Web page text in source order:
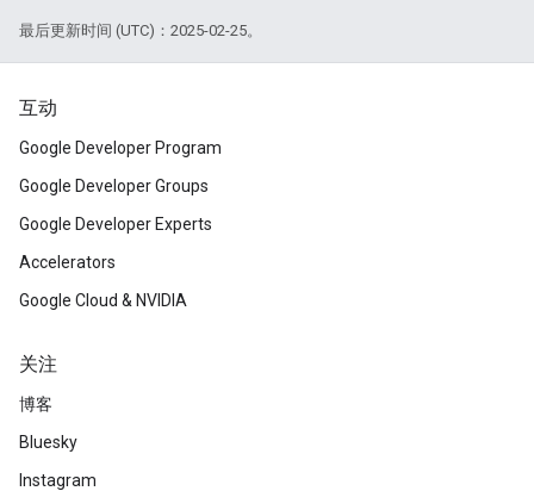
最后更新时间 (UTC)：2025-02-25。
互动
Google Developer Program
Google Developer Groups
Google Developer Experts
Accelerators
Google Cloud & NVIDIA
关注
博客
Bluesky
Instagram